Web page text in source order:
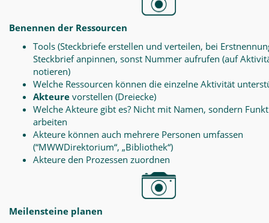
Benennen der Ressourcen
Tools (Steckbriefe erstellen und verteilen, bei
Steckbrief anpinnen, sonst Nummer aufrufen (auf
notieren)
Welche Ressourcen können die einzelne Aktivität
Akteure vorstellen (Dreiecke)
Welche Akteure gibt es? Nicht mit Namen, sondern
arbeiten
Akteure können auch mehrere Personen umfassen
(“MWWDirektorium“, „Bibliothek“)
Akteure den Prozessen zuordnen
Meilensteine planen